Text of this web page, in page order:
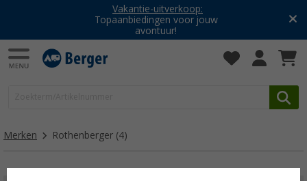
Vakantie-uitverkoop:
Topaanbiedingen voor jouw
avontuur!
Merken Rothenberger (4)